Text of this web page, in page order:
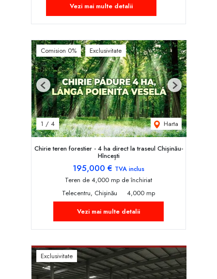
Vezi mai multe detalii
Comision 0% Exclusivitate
1 / 4 Harta
Previous Next
Chirie teren forestier - 4 ha direct la traseul Chișinău-
Hîncești
195,000 € TVA inclus
Teren de 4,000 mp de închiriat
Telecentru, Chișinău
4,000 mp
Vezi mai multe detalii
Exclusivitate